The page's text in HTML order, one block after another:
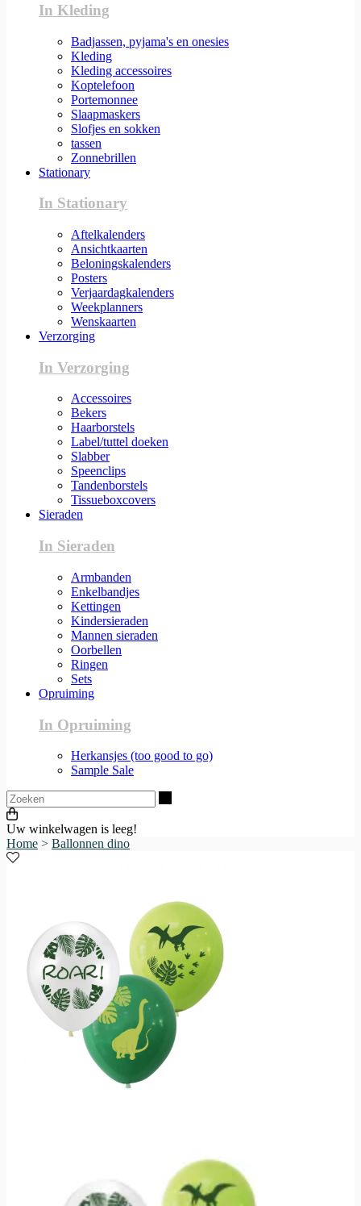
In Kleding
Badjassen, pyjama's en onesies
Kleding
Kleding accessoires
Koptelefoon
Portemonnee
Slaapmaskers
Slofjes en sokken
tassen
Zonnebrillen
Stationary
In Stationary
Aftelkalenders
Ansichtkaarten
Beloningskalenders
Posters
Verjaardagkalenders
Weekplanners
Wenskaarten
Verzorging
In Verzorging
Accessoires
Bekers
Haarborstels
Label/tuttel doeken
Slabber
Speenclips
Tandenborstels
Tissueboxcovers
Sieraden
In Sieraden
Armbanden
Enkelbandjes
Kettingen
Kindersieraden
Mannen sieraden
Oorbellen
Ringen
Sets
Opruiming
In Opruiming
Herkansjes (too good to go)
Sample Sale
Uw winkelwagen is leeg!
Home > Ballonnen dino